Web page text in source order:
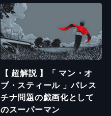
【 超解説 】「 マン・オ
ブ・スティール 」パレス
チナ問題の戯画化として
のスーパーマン